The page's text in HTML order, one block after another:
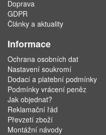
Doprava
GDPR
Články a aktuality
Informace
Ochrana osobních dat
Nastavení soukromí
Dodací a platební podmínky
Podmínky vrácení peněz
Jak objednat?
Reklamační řád
Převzetí zboží
Montážní návody